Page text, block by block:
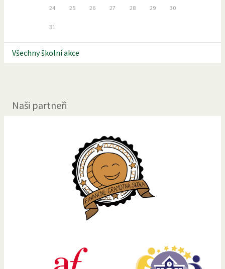
24 25 26 27 28 29 30
31
Všechny školní akce
Naši partneři